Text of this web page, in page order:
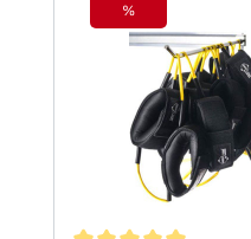
Rabatt
%